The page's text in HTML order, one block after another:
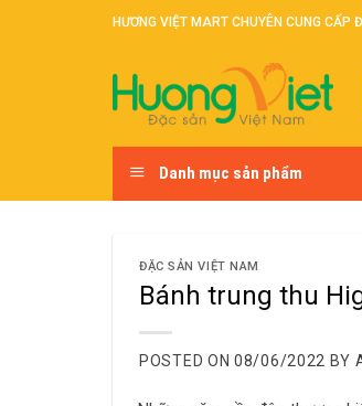
HƯƠNG VIỆT MART CHUYÊN CUNG CẤP
Danh mục sản phẩm
ĐẶC SẢN VIỆT NAM
Bánh trung thu
POSTED ON 08/06/2022 BY